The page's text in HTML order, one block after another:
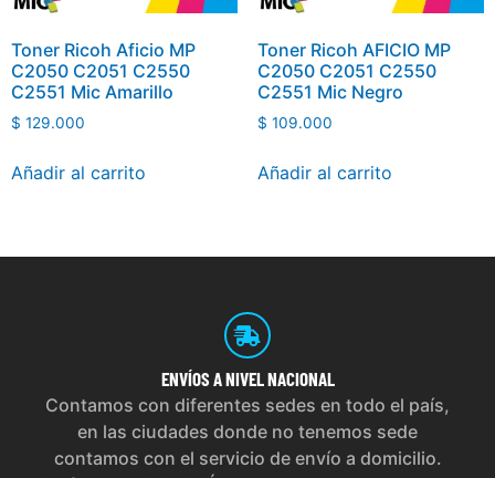
Toner Ricoh Aficio MP
C2050 C2051 C2550
C2551 Mic Amarillo
$ 129.000
Añadir al carrito
Toner Ricoh AFICIO MP
C2050 C2051 C2550
C2551 Mic Negro
$ 109.000
Añadir al carrito
ENVÍOS A NIVEL NACIONAL
Contamos con diferentes sedes en todo el país,
en las ciudades donde no tenemos sede
contamos con el servicio de envío a domicilio.